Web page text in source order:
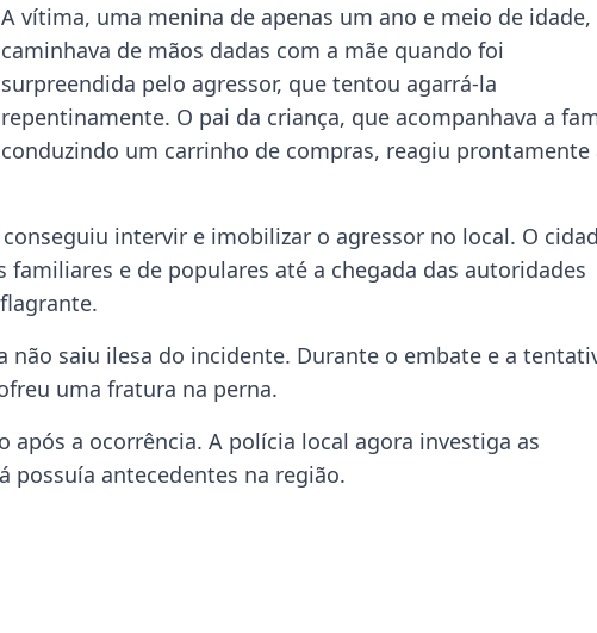
A vítima, uma menina de apenas um ano e meio de idade,
caminhava de mãos dadas com a mãe quando foi
surpreendida pelo agressor, que tentou agarrá-la
repentinamente. O pai da criança, que acompanhava a
conduzindo um carrinho de compras, reagiu prontamente
intervir e imobilizar o agressor no local. O
e de populares até a chegada das autoridades
não saiu ilesa do incidente. Durante o embate e a
uma fratura na perna.
após a ocorrência. A polícia local agora investiga as
possuía antecedentes na região.